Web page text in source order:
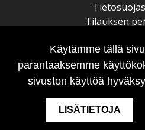
Tilauksen
Käytämme tällä
parantaaksemme
sivuston käyttöä
LISÄTIETOJA